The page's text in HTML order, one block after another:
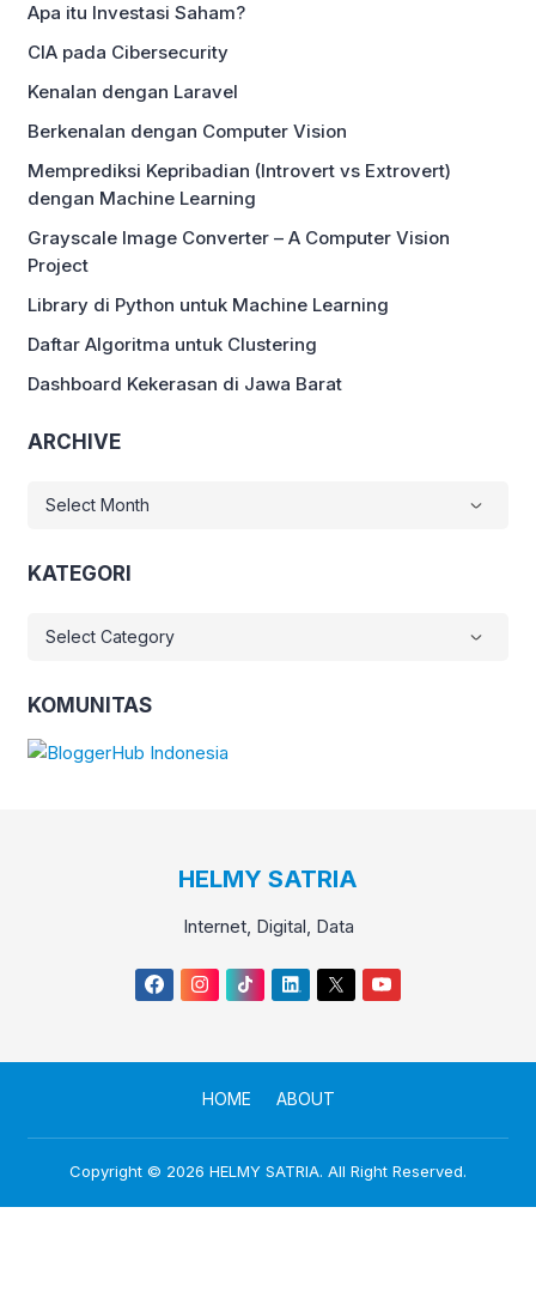
Apa itu Investasi Saham?
CIA pada Cibersecurity
Kenalan dengan Laravel
Berkenalan dengan Computer Vision
Memprediksi Kepribadian (Introvert vs Extrovert)
dengan Machine Learning
Grayscale Image Converter – A Computer Vision
Project
Library di Python untuk Machine Learning
Daftar Algoritma untuk Clustering
Dashboard Kekerasan di Jawa Barat
ARCHIVE
KATEGORI
KOMUNITAS
HELMY SATRIA
Internet, Digital, Data
HOME ABOUT
Copyright © 2026 HELMY SATRIA. All Right Reserved.